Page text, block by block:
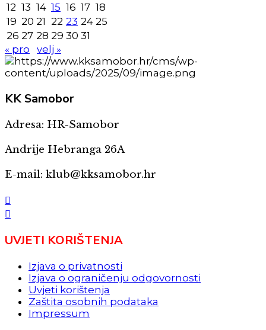
12 13 14 15 16 17 18
19 20 21 22 23 24 25
26 27 28 29 30 31
« pro
velj »
KKSamobor
Adresa: HR-Samobor
Andrije Hebranga 26A
E-mail: klub@kksamobor.hr
UVJETI KORIŠTENJA
Izjava o privatnosti
Izjava o ograničenju odgovornosti
Uvjeti korištenja
Zaštita osobnih podataka
Impressum